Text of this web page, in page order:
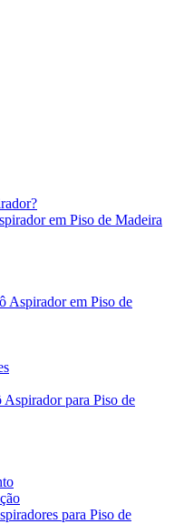
em Piso de Madeira
Aspirador em Piso de
para Piso de
para Piso de